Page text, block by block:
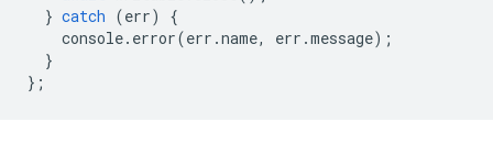
} catch (err)
{
console. error(err .name, err .message);
}
};